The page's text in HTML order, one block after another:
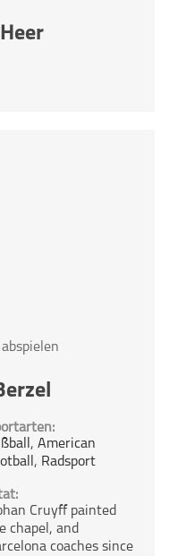
, American
, Radsport
Cruyff painted
chapel, and
coaches since